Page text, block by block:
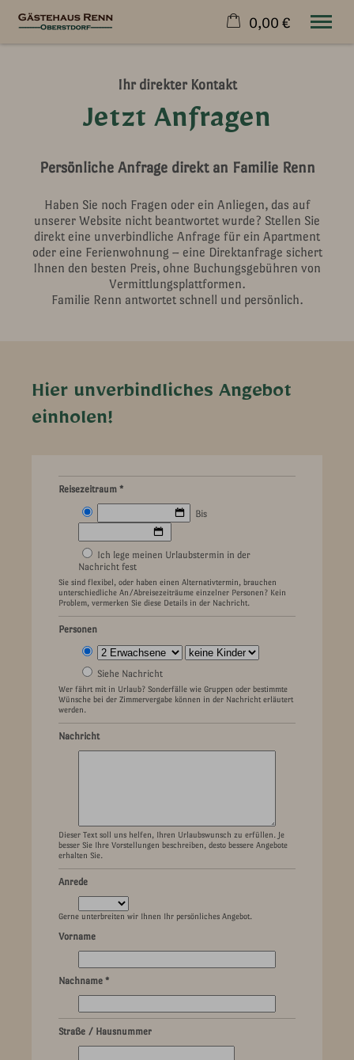
Über Uns
0,00 €
Ihr direkter Kontakt
Jetzt Anfragen
Persönliche Anfrage direkt an Familie Renn
Haben Sie noch Fragen oder ein Anliegen, das auf
unserer Website nicht beantwortet wurde? Stellen Sie
direkt eine unverbindliche Anfrage für ein Apartment
oder eine Ferienwohnung – eine Direktanfrage sichert
Ihnen den besten Preis, ohne Buchungsgebühren von
Vermittlungsplattformen.
Familie Renn antwortet schnell und persönlich.
Hier unverbindliches Angebot
einholen!
Reisezeitraum *
Bis
Ich lege meinen Urlaubstermin in der
Nachricht fest
Sie sind flexibel, oder haben einen Alternativtermin, brauchen
unterschiedliche An/Abreisezeiträume einzelner Personen? Kein
Problem, vermerken Sie diese Details in der Nachricht.
Personen
Siehe Nachricht
Wer fährt mit in Urlaub? Sonderfälle wie Gruppen oder bestimmte
Wünsche bei der Zimmervergabe können in der Nachricht erläutert
werden.
Nachricht
Dieser Text soll uns helfen, Ihren Urlaubswunsch zu erfüllen. Je
besser Sie Ihre Vorstellungen beschreiben, desto bessere Angebote
erhalten Sie.
Anrede
Gerne unterbreiten wir Ihnen Ihr persönliches Angebot.
Vorname
Nachname *
Straße / Hausnummer